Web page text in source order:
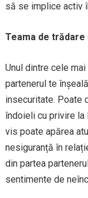
să se implice activ
Teama de
Unul dintre cele
partenerul te
insecuritate. Poate
îndoieli cu privire la
vis poate apărea
nesiguranță în
din partea
sentimente de